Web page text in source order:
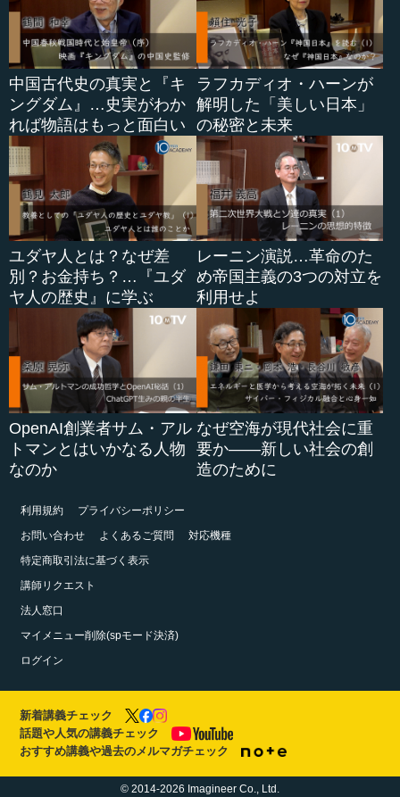
中国古代史の真実と『キ
ングダム』…史実がわか
れば物語はもっと面白い
ラフカディオ・ハーンが
解明した「美しい日本」
の秘密と未来
ユダヤ人とは？なぜ差
別？お金持ち？…『ユダ
ヤ人の歴史』に学ぶ
レーニン演説…革命のた
め帝国主義の3つの対立を
利用せよ
OpenAI創業者サム・アル
トマンとはいかなる人物
なのか
なぜ空海が現代社会に重
要か――新しい社会の創
造のために
利用規約
プライバシーポリシー
お問い合わせ
よくあるご質問
対応機種
特定商取引法に基づく表示
講師リクエスト
法人窓口
マイメニュー削除(spモード決済)
ログイン
新着講義チェック
話題や人気の講義チェック
おすすめ講義や過去のメルマガチェック
© 2014-2026 Imagineer Co., Ltd.